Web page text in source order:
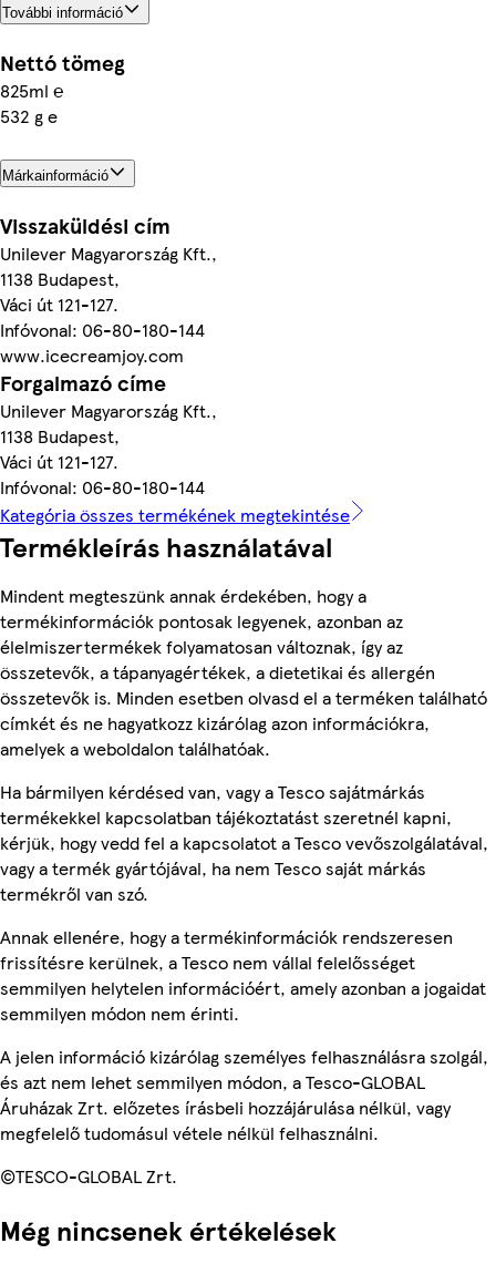
További információ
Nettó tömeg
825ml ℮
532 g e
Márkainformáció
Visszaküldési cím
Unilever Magyarország Kft.,
1138 Budapest,
Váci út 121-127.
Infóvonal: 06-80-180-144
www.icecreamjoy.com
Forgalmazó címe
Unilever Magyarország Kft.,
1138 Budapest,
Váci út 121-127.
Infóvonal: 06-80-180-144
Kategória összes termékének megtekintése
Termékleírás használatával
Mindent megteszünk annak érdekében, hogy a
termékinformációk pontosak legyenek, azonban az
élelmiszertermékek folyamatosan változnak, így az
összetevők, a tápanyagértékek, a dietetikai és allergén
összetevők is. Minden esetben olvasd el a terméken található
címkét és ne hagyatkozz kizárólag azon információkra,
amelyek a weboldalon találhatóak.
Ha bármilyen kérdésed van, vagy a Tesco sajátmárkás
termékekkel kapcsolatban tájékoztatást szeretnél kapni,
kérjük, hogy vedd fel a kapcsolatot a Tesco vevőszolgálatával,
vagy a termék gyártójával, ha nem Tesco saját márkás
termékről van szó.
Annak ellenére, hogy a termékinformációk rendszeresen
frissítésre kerülnek, a Tesco nem vállal felelősséget
semmilyen helytelen információért, amely azonban a jogaidat
semmilyen módon nem érinti.
A jelen információ kizárólag személyes felhasználásra szolgál,
és azt nem lehet semmilyen módon, a Tesco-GLOBAL
Áruházak Zrt. előzetes írásbeli hozzájárulása nélkül, vagy
megfelelő tudomásul vétele nélkül felhasználni.
©TESCO-GLOBAL Zrt.
Még nincsenek értékelések